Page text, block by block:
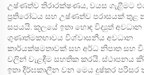
උෂ්ණත්ව තිරාරක්ෂණය, වයස ගැළීමට
ප්‍රතිරෝධය සහ උෂ්ණත්ව පරාසයක් තුළ
සපයයි. කූලයේ ඉතා හොඳ විද්‍යුත් අවධාන
ගුණාත්මකභාවය විශ්වාසනීය අවධාන
කාර්යක්ෂමතාවක් සහ අර්ධ නිපාත සහ
වලින් වැළඳීම සහතික කරයි. ස්ථාපනය
ඉතා දීර්ඝකාලීන වන මෙය දුෂ්කර